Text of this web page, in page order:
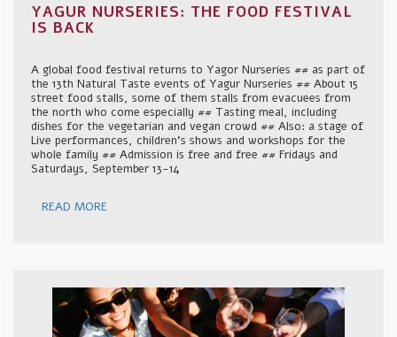
YAGUR NURSERIES: THE FOOD FESTIVAL
IS BACK
A global food festival returns to Yagor Nurseries ## as part of
the 13th Natural Taste events of Yagur Nurseries ## About 15
street food stalls, some of them stalls from evacuees from
the north who come especially ## Tasting meal, including
dishes for the vegetarian and vegan crowd ## Also: a stage of
Live performances, children's shows and workshops for the
whole family ## Admission is free and free ## Fridays and
Saturdays, September 13-14
READ MORE